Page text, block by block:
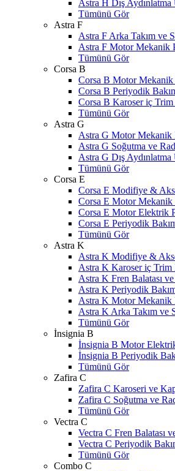
Astra H Dış
Tümünü Gör
Astra F
Astra F Arka Takım ve
Astra F Motor Mekanik
Tümünü Gör
Corsa B
Corsa B Motor Mekanik
Corsa B Periyodik
Corsa B Karoser iç
Tümünü Gör
Astra G
Astra G Motor Mekanik
Astra G Soğutma ve
Astra G Dış
Tümünü Gör
Corsa E
Corsa E Modifiye &
Corsa E Motor Mekanik
Corsa E Motor Elektrik
Corsa E Periyodik
Tümünü Gör
Astra K
Astra K Modifiye &
Astra K Karoser iç Trim
Astra K Fren Balatası
Astra K Periyodik
Astra K Motor Mekanik
Astra K Arka Takım ve
Tümünü Gör
İnsignia B
İnsignia B Motor
İnsignia B Periyodik
Tümünü Gör
Zafira C
Zafira C Karoseri ve
Zafira C Soğutma ve
Tümünü Gör
Vectra C
Vectra C Fren Balatası
Vectra C Periyodik
Tümünü Gör
Combo C